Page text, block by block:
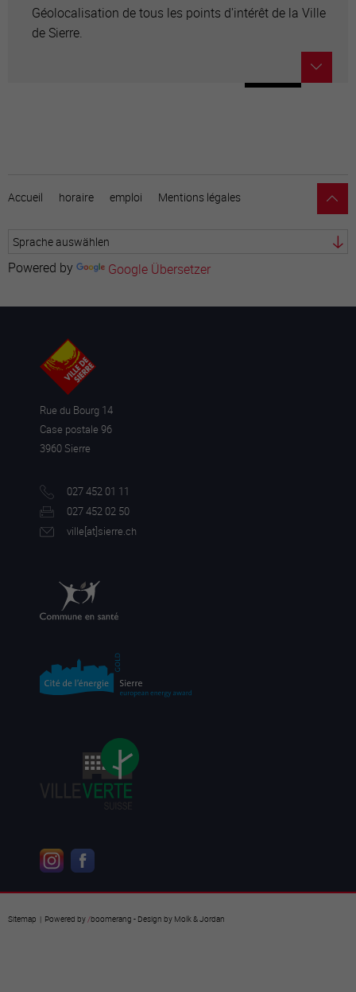
Géolocalisation de tous les points d'intérêt de la Ville
de Sierre.
Accueil horaire emploi Mentions légales
Powered by Google Übersetzer
Rue du Bourg 14
Case postale 96
3960 Sierre
027 452 01 11
027 452 02 50
ville[at]sierre.ch
Sitemap | Powered by/boomerang - Design by Molk & Jordan